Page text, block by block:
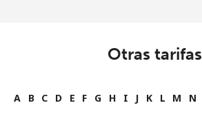
Otras tarifas
A B C D E F G H I J K L M N